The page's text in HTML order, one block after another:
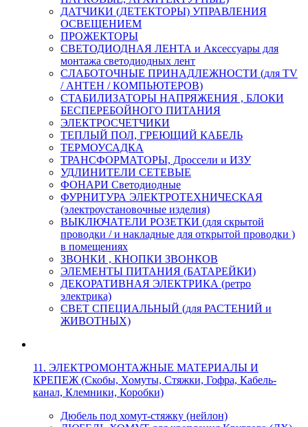
ДАТЧИКИ (ДЕТЕКТОРЫ) УПРАВЛЕНИЯ
ОСВЕЩЕНИЕМ
ПРОЖЕКТОРЫ
СВЕТОДИОДНАЯ ЛЕНТА и Аксессуары для
монтажа светодиодных лент
СЛАБОТОЧНЫЕ ПРИНАДЛЕЖНОСТИ (для TV
/ АНТЕН / КОМПЬЮТЕРОВ)
СТАБИЛИЗАТОРЫ НАПРЯЖЕНИЯ , БЛОКИ
БЕСПЕРЕБОЙНОГО ПИТАНИЯ
ЭЛЕКТРОСЧЕТЧИКИ
ТЕПЛЫЙ ПОЛ, ГРЕЮЩИЙ КАБЕЛЬ
ТЕРМОУСАДКА
ТРАНСФОРМАТОРЫ, Дроссели и ИЗУ
УДЛИНИТЕЛИ СЕТЕВЫЕ
ФОНАРИ Светодиодные
ФУРНИТУРА ЭЛЕКТРОТЕХНИЧЕСКАЯ
(электроустановочные изделия)
ВЫКЛЮЧАТЕЛИ РОЗЕТКИ (для скрытой
проводки / и накладные для открытой проводки )
в помещениях
ЗВОНКИ , КНОПКИ ЗВОНКОВ
ЭЛЕМЕНТЫ ПИТАНИЯ (БАТАРЕЙКИ)
ДЕКОРАТИВНАЯ ЭЛЕКТРИКА (ретро
электрика)
СВЕТ СПЕЦИАЛЬНЫЙ (для РАСТЕНИЙ и
ЖИВОТНЫХ)
11. ЭЛЕКТРОМОНТАЖНЫЕ МАТЕРИАЛЫ И
КРЕПЕЖ (Скобы, Хомуты, Стяжки, Гофра, Кабель-
канал, Клемники, Коробки)
Дюбель под хомут-стяжку (нейлон)